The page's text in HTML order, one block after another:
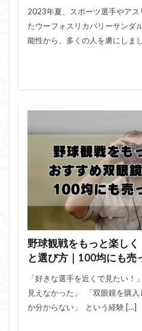
2023年夏、スポーツ選手やア
たウーフォスリカバリーサンダ
能性から、多くの人を虜にしま
野球観戦をもっと楽し
と選び方｜100均にも売
「好きな選手を近くで見たい！
見えなかった」 「双眼鏡を購
か分からない」 という経験 […]